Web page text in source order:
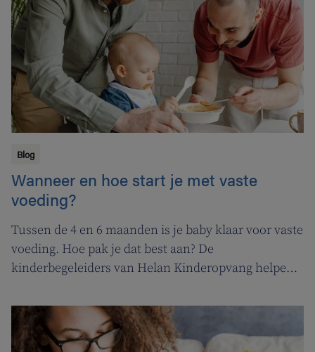
Blog
Wanneer en hoe start je met vaste
voeding?
Tussen de 4 en 6 maanden is je baby klaar voor vaste
voeding. Hoe pak je dat best aan? De
kinderbegeleiders van Helan Kinderopvang helpen